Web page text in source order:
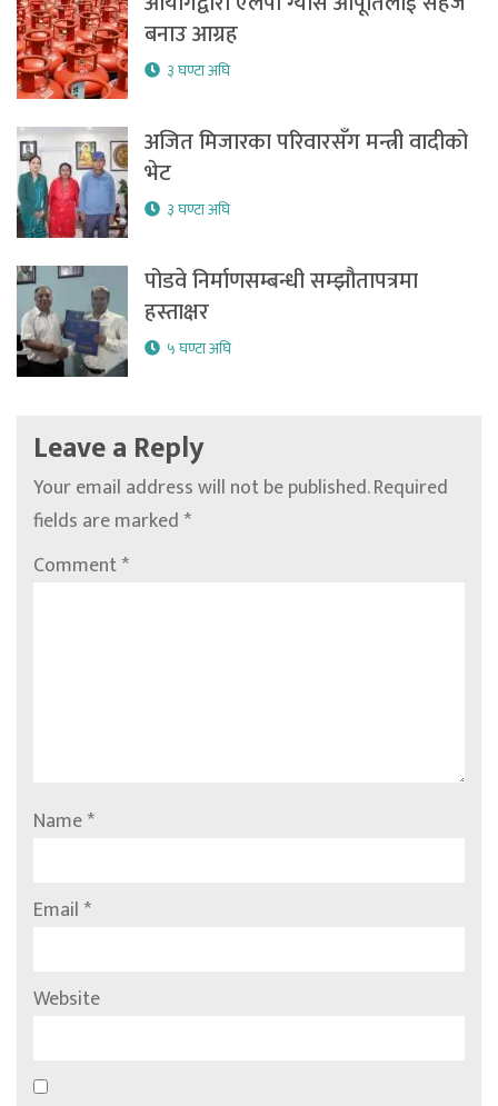
बनाउ आग्रह
३ घण्टा अघि
अजित मिजारका परिवारसँग मन्त्री वादीको
भेट
३ घण्टा अघि
पोडवे निर्माणसम्बन्धी सम्झौतापत्रमा
हस्ताक्षर
५ घण्टा अघि
Leave a Reply
Your email address will not be published.Required
fields are marked*
Comment*
Name*
Email*
Website